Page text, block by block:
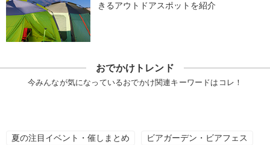
きるアウトドアスポットを紹介
おでかけトレンド
今みんなが気になっているおでかけ関連キーワードはコレ！
夏の注目イベント・催しまとめ ビアガーデン・ビアフェス